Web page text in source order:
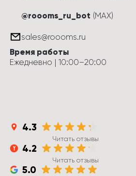
@roooms_ru_bot (MAX)
sales@roooms.ru
Время работы
Ежедневно | 10:00–20:00
4.3
Читать отзывы
4.2
Читать отзывы
5.0